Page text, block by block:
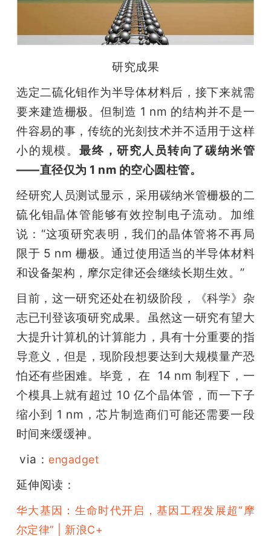
研究成果
选定二硫化钼作为半导体材料后，接下来就需
要来建造栅极。但制造 1 nm 的结构并不是一
件容易的事，传统的光刻技术并不适用于这样
小的规模。 最终，研究人员转向了碳纳米管
——直径仅为 1 nm 的空心圆柱管。
经研究人员测试显示，采用碳纳米管栅极的二
硫化钼晶体管能够有效控制电子流动。加维
说：“这项研究表明，我们的晶体管将不再局
限于 5 nm 栅极。通过使用适当的半导体材料
和设备架构，摩尔定律还会继续长期生效。”
目前，这一研究还处在初级阶段，《科学》杂
志已刊登该项研究成果。虽然这一研究有望大
大提升计算机的计算能力，具有十分重要的指
导意义，但是，现阶段想要达到大规模量产恐
怕还有些困难。毕竟， 在  14 nm 制程下，一
个模具上就有超过 10 亿个晶体管，而一下子
缩小到 1 nm，芯片制造商们可能还需要一段
时间来缓缓神。
via： engadget
延伸阅读：
华大基因：生命时代开启，基因工程发展超“摩
尔定律” | 新浪C+